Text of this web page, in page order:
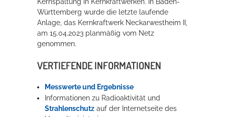
Württemberg wurde die letzte laufende
Anlage, das Kernkraftwerk Neckarwestheim II,
am 15.04.2023 planmäßig vom Netz
genommen.
VERTIEFENDE INFORMATIONEN
Messwerte und Ergebnisse
Informationen zu Radioaktivität und
Strahlenschutz auf der Internetseite des